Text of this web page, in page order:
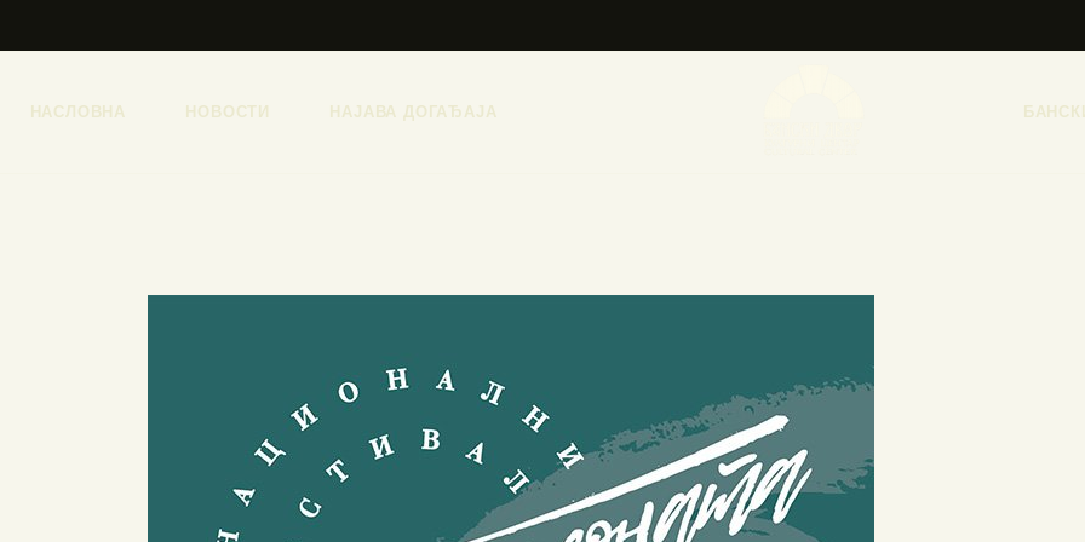
НАСЛОВНА НОВОСТИ НАЈАВА ДОГАЂАЈА
ФОТОГРАФИЈЕ
КОНТАКТ